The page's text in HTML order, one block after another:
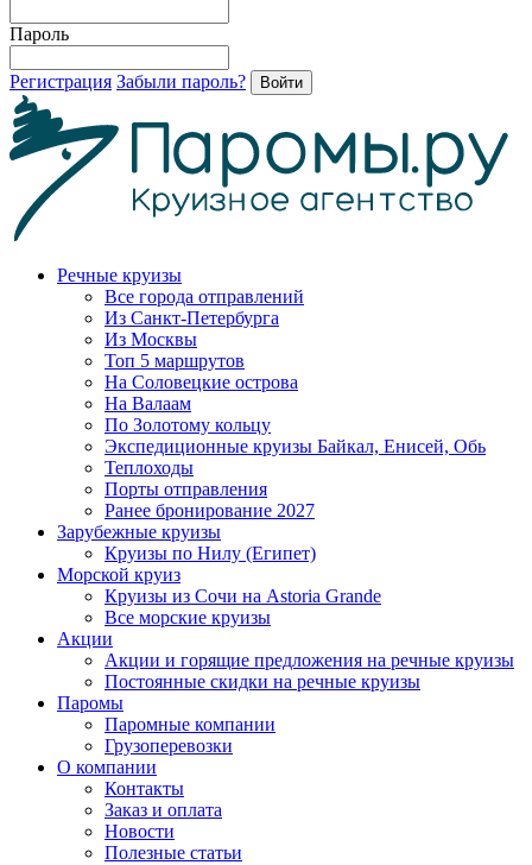
Пароль
Регистрация Забыли пароль? Войти
Речные круизы
Все города отправлений
Из Санкт-Петербурга
Из Москвы
Топ 5 маршрутов
На Соловецкие острова
На Валаам
По Золотому кольцу
Экспедиционные круизы Байкал, Енисей, Обь
Теплоходы
Порты отправления
Ранее бронирование 2027
Зарубежные круизы
Круизы по Нилу (Египет)
Морской круиз
Круизы из Сочи на Astoria Grande
Все морские круизы
Акции
Акции и горящие предложения на речные круизы
Постоянные скидки на речные круизы
Паромы
Паромные компании
Грузоперевозки
О компании
Контакты
Заказ и оплата
Новости
Полезные статьи